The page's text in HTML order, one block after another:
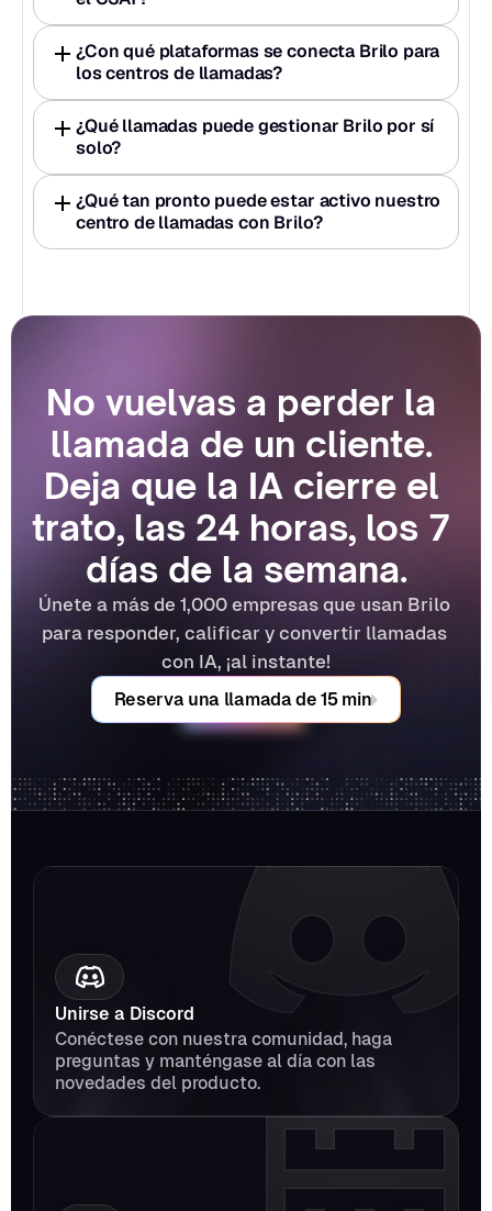
¿Con qué plataformas se conecta Brilo para
los centros de llamadas?
¿Qué llamadas puede gestionar Brilo por sí
solo?
¿Qué tan pronto puede estar activo nuestro
centro de llamadas con Brilo?
No vuelvas a perder la
llamada de un cliente.
Deja que la IA cierre el
trato, las 24 horas, los 7
días de la semana.
Únete a más de 1,000 empresas que usan Brilo
para responder, calificar y convertir llamadas
con IA, ¡al instante!
Reserva una llamada de 15 min
Unirse a Discord
Conéctese con nuestra comunidad, haga
preguntas y manténgase al día con las
novedades del producto.